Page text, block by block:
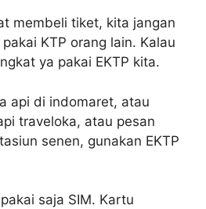
membeli tiket, kita jangan
KTP orang lain. Kalau
ya pakai EKTP kita.
api di indomaret, atau
traveloka, atau pesan
senen, gunakan EKTP
saja SIM. Kartu